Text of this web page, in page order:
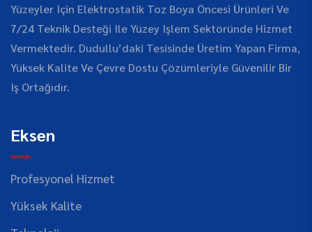
Yüzeyler Için Elektrostatik Toz Boya Öncesi Ürünleri Ve
7/24 Teknik Desteği Ile Yüzey Işlem Sektöründe Hizmet
Vermektedir. Dudullu’daki Tesisinde Üretim Yapan Firma,
Yüksek Kalite Ve Çevre Dostu Çözümleriyle Güvenilir Bir
Iş Ortağıdır.
Eksen
Profesyonel Hizmet
Yüksek Kalite